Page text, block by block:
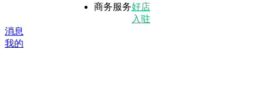
商务服务好店
入驻
消息
我的